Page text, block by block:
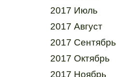
2017 Июль
2017 Август
2017 Сентябрь
2017 Октябрь
2017 Ноябрь